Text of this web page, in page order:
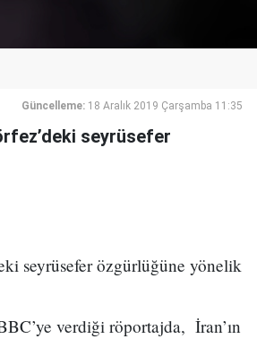
Güncelleme: 18 Aralık 2019 Çarşamba 11:35
seyrüsefer
seyrüsefer özgürlüğüne yönelik
verdiği röportajda, İran’ın